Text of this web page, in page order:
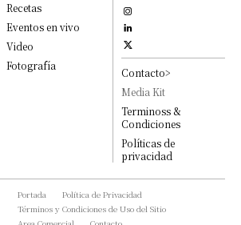
Recetas
Eventos en vivo
Video
Fotografía
Contacto>
Media Kit
Terminoss &
Condiciones
Políticas de
privacidad
Portada
Política de Privacidad
Términos y Condiciones de Uso del Sitio